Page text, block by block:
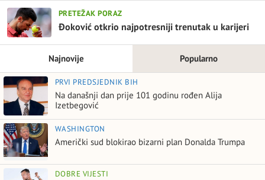
PRETEŽAK PORAZ
Đoković otkrio najpotresniji trenutak u karijeri
Najnovije Popularno
PRVI PREDSJEDNIK BIH
Na današnji dan prije 101 godinu rođen Alija
Izetbegović
WASHINGTON
Američki sud blokirao bizarni plan Donalda Trumpa
DOBRE VIJESTI